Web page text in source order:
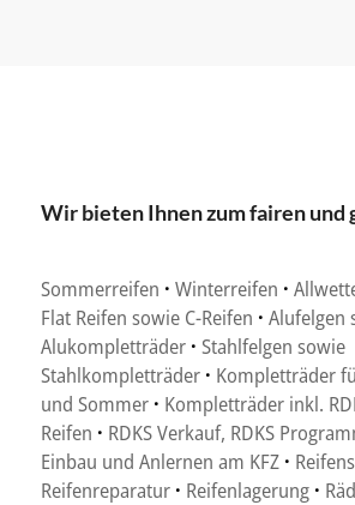
Wir bieten Ihnen zum fairen und
Sommerreifen · Winterreifen ·
Flat Reifen sowie C-Reifen · Alufelgen
Alukompletträder· Stahlfelgen sowie
Stahlkompletträder· Kompletträder
und Sommer· Kompletträder inkl.
Reifen · RDKS Verkauf, RDKS
Einbau und Anlernen am KFZ·
Reifenreparatur· Reifenlagerung·